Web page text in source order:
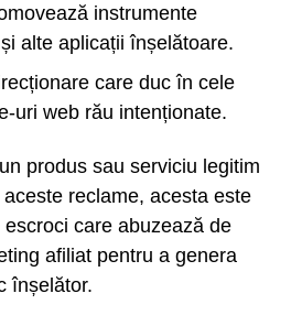
instrumente
alte aplicații înșelătoare.
care duc în cele
uri web rău intenționate.
produs sau serviciu legitim
reclame, acesta este
care abuzează de
afiliat pentru a genera
înșelător.